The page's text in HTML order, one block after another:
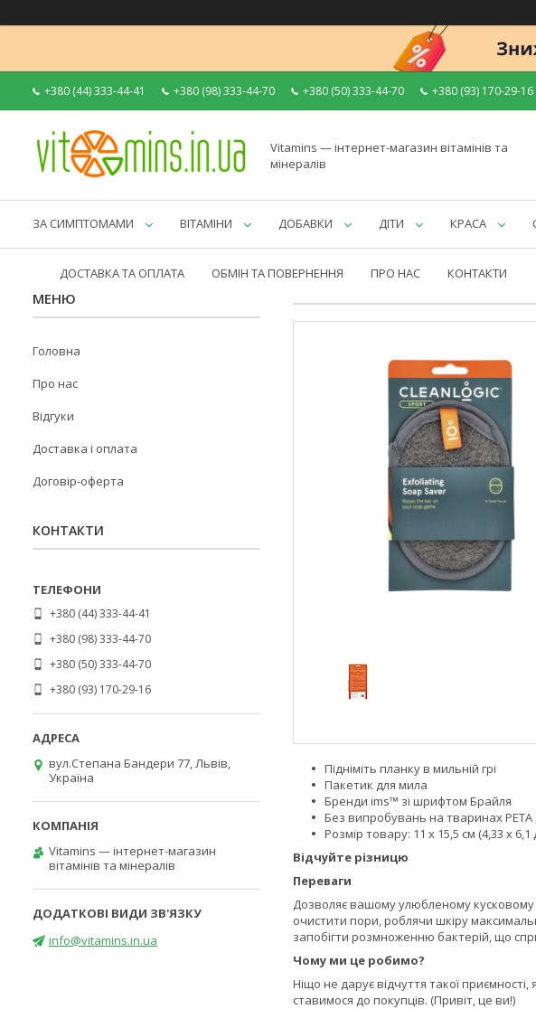
+380 (44) 333-44-41 +380 (98) 333-44-70 +380 (50) 333-44-70 +380 (93) 170-29-16
Vitamins — інтернет-магазин вітамінів та
мінералів
ЗА СИМПТОМАМИ ВІТАМІНИ ДОБАВКИ ДІТИ КРАСА
ДОСТАВКА ТА ОПЛАТА ОБМІН ТА ПОВЕРНЕННЯ ПРО НАС КОНТАКТИ
Підніміть планку в мильній грі
Пакетик для мила
Бренди ims™ зі шрифтом Брайля
Без випробувань на тваринах PETA
Розмір товару: 11 x 15,5 см (4,33 x
Відчуйте різницю
Переваги
Дозволяє вашому улюбленому кусковому
очистити пори, роблячи шкіру
запобігти розмноженню бактерій, що
Чому ми це робимо?
Ніщо не дарує відчуття такої
ставимося до покупців. (Привіт, це ви!)
Головна
Про нас
Відгуки
Доставка і оплата
Договір-оферта
КОНТАКТИ
+380 (44) 333-44-41
+380 (98) 333-44-70
+380 (50) 333-44-70
+380 (93) 170-29-16
вул.Степана Бандери 77, Львів,
Україна
Vitamins — інтернет-магазин
вітамінів та мінералів
info@vitamins.in.ua